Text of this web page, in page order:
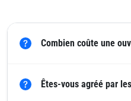
Combien coûte une
Êtes-vous agréé par